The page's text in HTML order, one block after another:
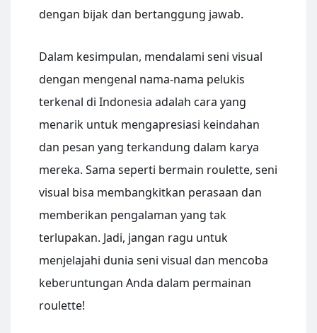
dengan bijak dan bertanggung jawab.
Dalam kesimpulan, mendalami seni visual
dengan mengenal nama-nama pelukis
terkenal di Indonesia adalah cara yang
menarik untuk mengapresiasi keindahan
dan pesan yang terkandung dalam karya
mereka. Sama seperti bermain roulette, seni
visual bisa membangkitkan perasaan dan
memberikan pengalaman yang tak
terlupakan. Jadi, jangan ragu untuk
menjelajahi dunia seni visual dan mencoba
keberuntungan Anda dalam permainan
roulette!